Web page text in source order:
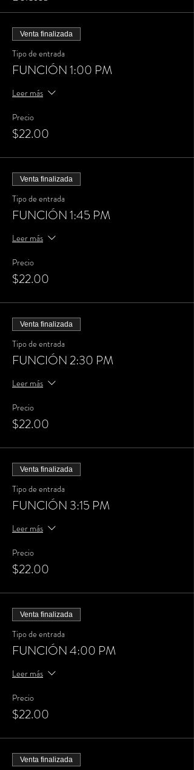
Venta finalizada
Tipo de entrada
FUNCIÓN 1:00 PM
Leer más
Precio
$22.00
Venta finalizada
Tipo de entrada
FUNCIÓN 1:45 PM
Leer más
Precio
$22.00
Venta finalizada
Tipo de entrada
FUNCIÓN 2:30 PM
Leer más
Precio
$22.00
Venta finalizada
Tipo de entrada
FUNCIÓN 3:15 PM
Leer más
Precio
$22.00
Venta finalizada
Tipo de entrada
FUNCIÓN 4:00 PM
Leer más
Precio
$22.00
Venta finalizada